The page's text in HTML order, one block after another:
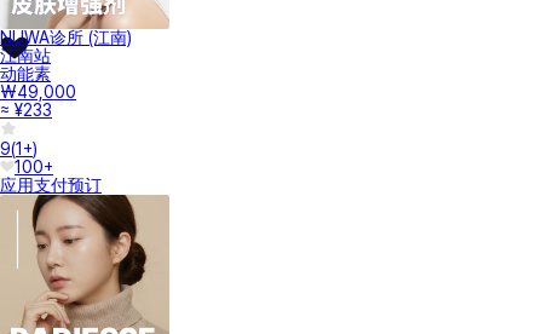
NUWA诊所 (江南)
江南站
动能素
₩49,000
≈ ¥233
9(1+)
100+
应用支付预订